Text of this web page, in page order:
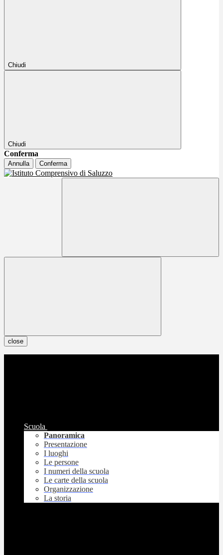
Chiudi
Chiudi
Conferma
Annulla Conferma
close
Scuola
Panoramica
Presentazione
I luoghi
Le persone
I numeri della scuola
Le carte della scuola
Organizzazione
La storia